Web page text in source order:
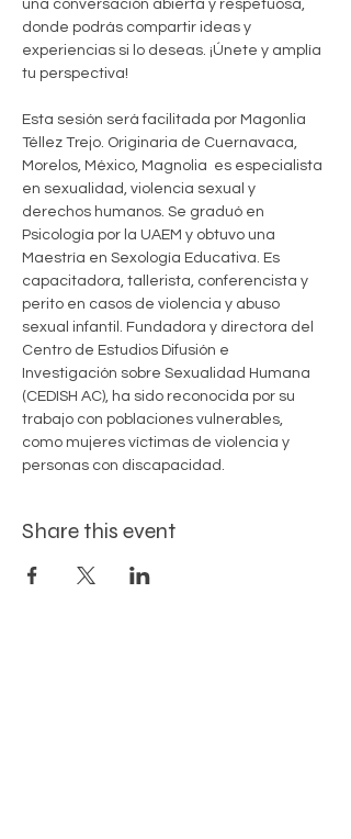
una conversación abierta y respetuosa,
donde podrás compartir ideas y
experiencias si lo deseas. ¡Únete y amplía
tu perspectiva!
Esta sesión será facilitada por Magonlia
Téllez Trejo. Originaria de Cuernavaca,
Morelos, México, Magnolia  es especialista
en sexualidad, violencia sexual y
derechos humanos. Se graduó en
Psicología por la UAEM y obtuvo una
Maestría en Sexología Educativa. Es
capacitadora, tallerista, conferencista y
perito en casos de violencia y abuso
sexual infantil. Fundadora y directora del
Centro de Estudios Difusión e
Investigación sobre Sexualidad Humana
(CEDISH AC), ha sido reconocida por su
trabajo con poblaciones vulnerables,
como mujeres víctimas de violencia y
personas con discapacidad.
Share this event